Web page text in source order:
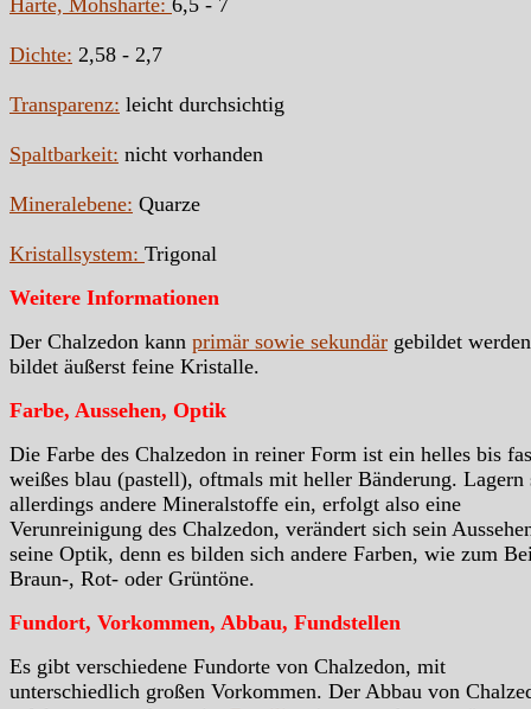
Härte, Mohshärte: 6,5 - 7
Dichte: 2,58 - 2,7
Transparenz: leicht durchsichtig
Spaltbarkeit: nicht vorhanden
Mineralebene: Quarze
Kristallsystem: Trigonal
Weitere Informationen
Der Chalzedon kann primär sowie sekundär gebildet
bildet äußerst feine Kristalle.
Farbe, Aussehen, Optik
Die Farbe des Chalzedon in reiner Form ist ein helles bis
weißes blau (pastell), oftmals mit heller Bänderung. Lagern
allerdings andere Mineralstoffe ein, erfolgt also eine
Verunreinigung des Chalzedon, verändert sich sein
seine Optik, denn es bilden sich andere Farben, wie zum
Braun-, Rot- oder Grüntöne.
Fundort, Vorkommen, Abbau, Fundstellen
Es gibt verschiedene Fundorte von Chalzedon, mit
unterschiedlich großen Vorkommen. Der Abbau von